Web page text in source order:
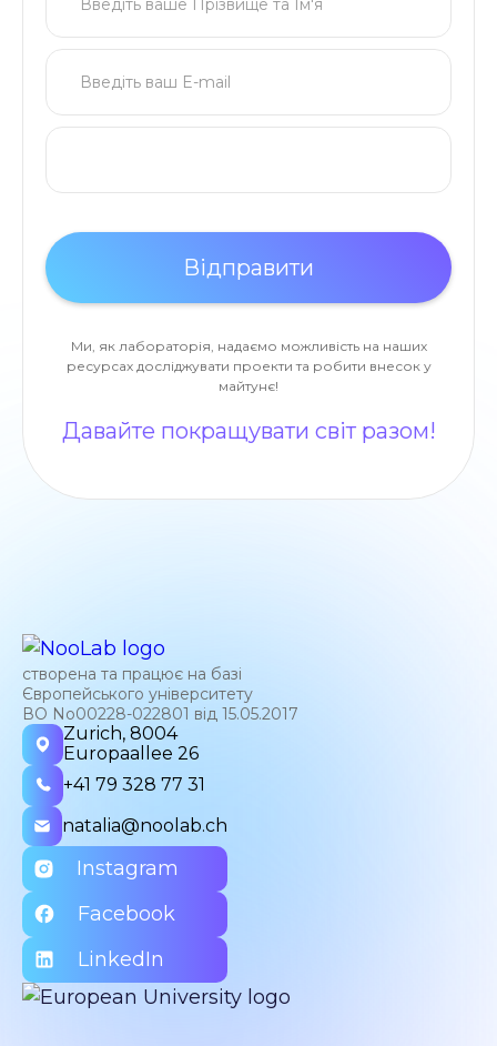
Ми, як лабораторія, надаємо можливість на наших
ресурсах досліджувати проекти та робити внесок у
майтунє!
Давайте покращувати світ разом!
створена та працює на базі
Європейського університету
ВО No00228-022801 від 15.05.2017
Zurich, 8004
Europaallee 26
+41 79 328 77 31
natalia@noolab.ch
Instagram
Facebook
LinkedIn